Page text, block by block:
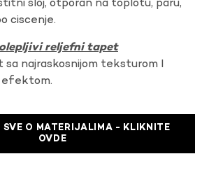
sloj, otporan na toplotu, paru,
ciscenje.
reljefni tapet
najraskosnijom teksturom I
efektom.
SVE O MATERIJALIMA - KLIKNITE
OVDE